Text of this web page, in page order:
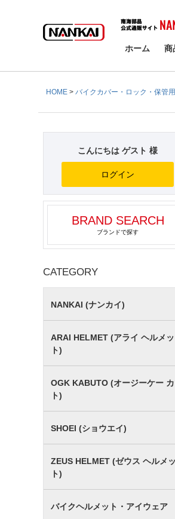
ホーム 商
HOME バイクカバー・ロック・保管
こんにちは ゲスト 様
ログイン
BRAND SEARCH
ブランドで探す
CATEGORY
NANKAI (ナンカイ)
ARAI HELMET (アライ ヘルメッ
ト)
OGK KABUTO (オージーケー
ト)
SHOEI (ショウエイ)
ZEUS HELMET (ゼウス ヘルメッ
ト)
バイクヘルメット・アイウェア